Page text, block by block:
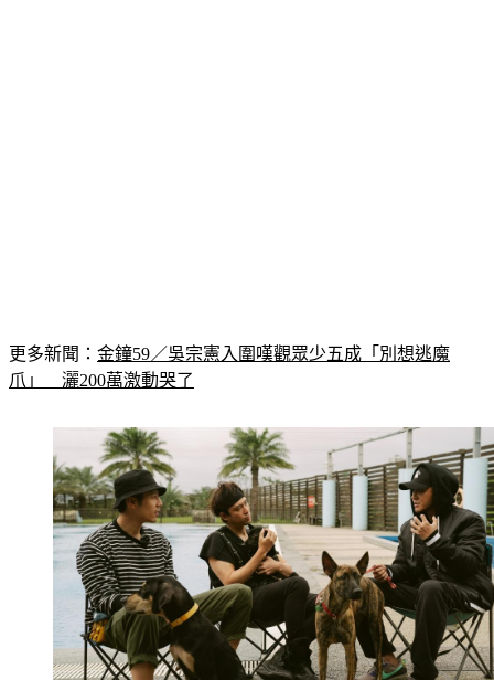
更多新聞： 金鐘59／吳宗憲入圍嘆觀眾少五成「別想逃魔
爪」　灑200萬激動哭了